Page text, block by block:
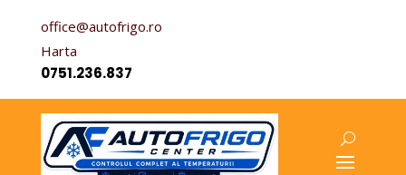
office@autofrigo.ro
Harta
0751.236.837